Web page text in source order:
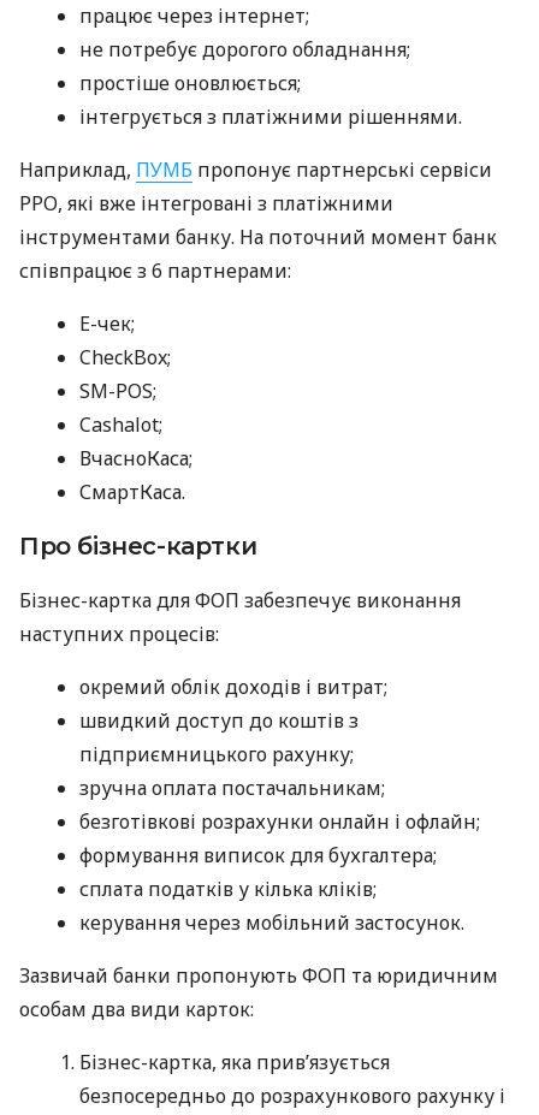
працює через інтернет;
не потребує дорогого обладнання;
простіше оновлюється;
інтегрується з платіжними рішеннями.
Наприклад, ПУМБ пропонує партнерські сервіси
РРО, які вже інтегровані з платіжними
інструментами банку. На поточний момент банк
співпрацює з 6 партнерами:
E-чек;
CheckBox;
SM-POS;
Cashalot;
ВчасноКаса;
СмартКаса.
Про бізнес-картки
Бізнес-картка для ФОП забезпечує виконання
наступних процесів:
окремий облік доходів і витрат;
швидкий доступ до коштів з
підприємницького рахунку;
зручна оплата постачальникам;
безготівкові розрахунки онлайн і офлайн;
формування виписок для бухгалтера;
сплата податків у кілька кліків;
керування через мобільний застосунок.
Зазвичай банки пропонують ФОП та юридичним
особам два види карток:
Бізнес-картка, яка прив’язується
безпосередньо до розрахункового рахунку і